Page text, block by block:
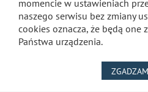
momencie w ustawieniach
naszego serwisu bez zmiany
cookies oznacza, że będą one
Państwa urządzenia.